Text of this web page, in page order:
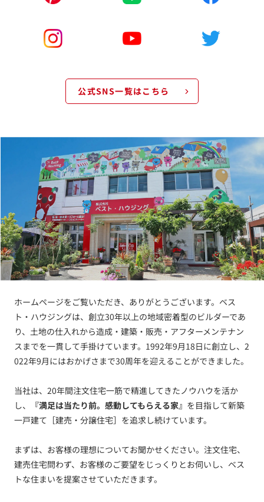
公式SNS一覧はこちら
ホームページをご覧いただき、ありがとうございます。ベス
ト・ハウジングは、創立30年以上の地域密着型のビルダーであ
り、土地の仕入れから造成・建築・販売・アフターメンテナン
スまでを一貫して手掛けています。1992年9月18日に創立し、2
022年9月にはおかげさまで30周年を迎えることができました。
当社は、20年間注文住宅一筋で精進してきたノウハウを活か
し、
『満足は当たり前。感動してもらえる家』 を目指して新築
一戸建て［建売・分譲住宅］を追求し続けています。
まずは、お客様の理想についてお聞かせください。注文住宅、
建売住宅問わず、お客様のご要望をじっくりとお伺いし、ベス
トな住まいを提案させていただきます。